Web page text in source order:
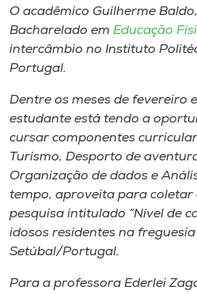
Store
o idioma
O acadêmico Guilherme
Bacharelado e​m​ Educação
intercâmbio no Instituto
Portugal.
Dentre ​os meses de fevereiro
estudante está tendo a
cursar componentes
Turismo, Desporto de
Organização de dados e
tempo, aproveita para ​coletar
pesquisa intitulado “Nível de
idosos residentes na freguesia
Setúbal/Portugal.
Para a professora Ederlei